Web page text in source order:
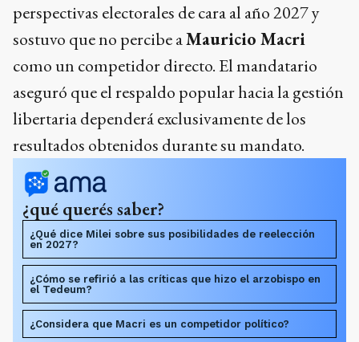
perspectivas electorales de cara al año 2027 y
sostuvo que no percibe aMauricio Macri
como un competidor directo. El mandatario
aseguró que el respaldo popular hacia la gestión
libertaria dependerá exclusivamente de los
resultados obtenidos durante su mandato.
¿qué querés saber?
¿Qué dice Milei sobre sus posibilidades de reelección
en 2027?
¿Cómo se refirió a las críticas que hizo el arzobispo en
el Tedeum?
¿Considera que Macri es un competidor político?